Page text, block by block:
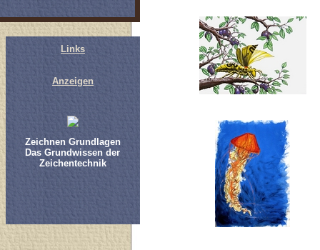
Links
Anzeigen
Zeichnen Grundlagen
Das Grundwissen der
Zeichentechnik